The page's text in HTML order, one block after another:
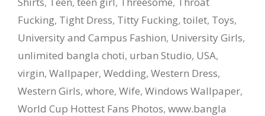
Fucking, Tight Dress, Titty Fucking, toilet, Toys,
University and Campus Fashion, University Girls,
unlimited bangla choti, urban Studio, USA,
virgin, Wallpaper, Wedding, Western Dress,
Western Girls, whore, Wife, Windows Wallpaper,
World Cup Hottest Fans Photos, www.bangla